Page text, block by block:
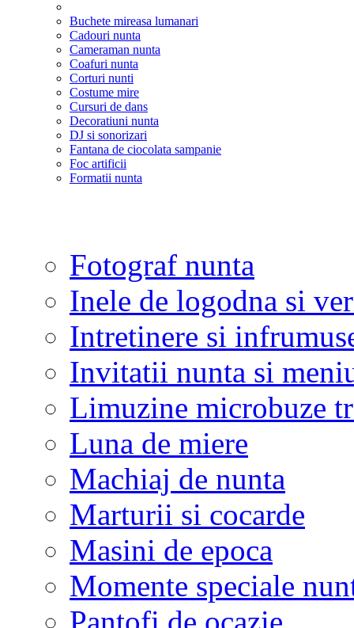
Buchete mireasa lumanari
Cadouri nunta
Cameraman nunta
Coafuri nunta
Corturi nunti
Costume mire
Cursuri de dans
Decoratiuni nunta
DJ si sonorizari
Fantana de ciocolata sampanie
Foc artificii
Formatii nunta
Fotograf nunta
Inele de logodna si
Intretinere si
Invitatii nunta si
Limuzine microbuze
Luna de miere
Machiaj de nunta
Marturii si cocarde
Masini de epoca
Momente speciale
Pantofi de ocazie